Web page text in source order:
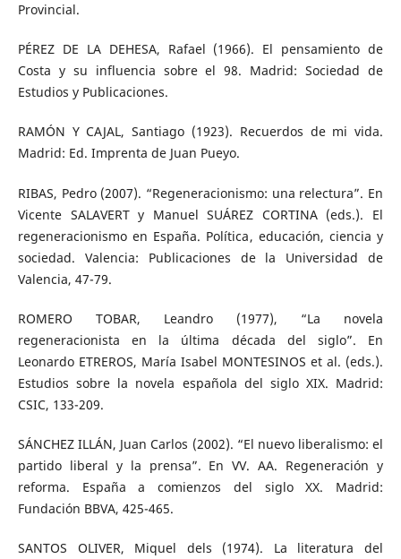
Provincial.
PÉREZ DE LA DEHESA, Rafael (1966). El pensamiento de
Costa y su influencia sobre el 98. Madrid: Sociedad de
Estudios y Publicaciones.
RAMÓN Y CAJAL, Santiago (1923). Recuerdos de mi vida.
Madrid: Ed. Imprenta de Juan Pueyo.
RIBAS, Pedro (2007). “Regeneracionismo: una relectura”. En
Vicente SALAVERT y Manuel SUÁREZ CORTINA (eds.). El
regeneracionismo en España. Política, educación, ciencia y
sociedad. Valencia: Publicaciones de la Universidad de
Valencia, 47-79.
ROMERO TOBAR, Leandro (1977), “La novela
regeneracionista en la última década del siglo”. En
Leonardo ETREROS, María Isabel MONTESINOS et al. (eds.).
Estudios sobre la novela española del siglo XIX. Madrid:
CSIC, 133-209.
SÁNCHEZ ILLÁN, Juan Carlos (2002). “El nuevo liberalismo: el
partido liberal y la prensa”. En VV. AA. Regeneración y
reforma. España a comienzos del siglo XX. Madrid:
Fundación BBVA, 425-465.
SANTOS OLIVER, Miquel dels (1974). La literatura del